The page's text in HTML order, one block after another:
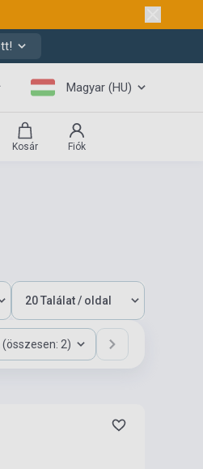
Magyar (HU)
Kosár Fiók
(összesen: 2)